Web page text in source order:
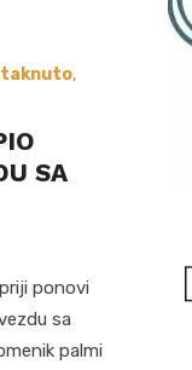
,
SA
ponovi
sa
palmi